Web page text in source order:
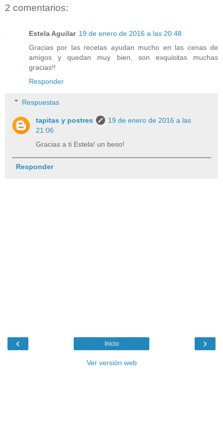
2 comentarios:
Estela Aguilar 19 de enero de 2016 a las 20:48
Gracias por las recetas ayudan mucho en las cenas de
amigos y quedan muy bien, son exquisitas muchas
gracias!!
Responder
Respuestas
tapitas y postres
19 de enero de 2016 a las
21:06
Gracias a ti Estela! un beso!
Responder
‹ ›
Inicio
Ver versión web